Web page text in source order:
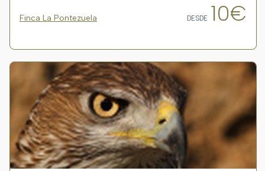
Finca La Pontezuela DESDE 10€